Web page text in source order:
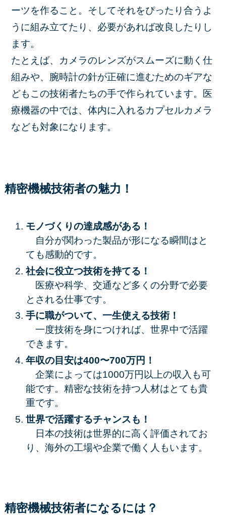
ーツを作ること。そしてそれをぴったり合うよ
うに組み立てたり、必要があれば改良したりし
ます。
たとえば、カメラのレンズがスムーズに動く仕
組みや、腕時計の針が正確に進むためのギアな
どもこの技術者たちの手で作られています。医
療機器の中では、体内に入れるカプセルカメラ
なども対象になります。
精密機械技術者の魅力！
モノづくりの達成感がある！
自分が関わった製品が形になる瞬間はと
ても感動的です。
社会に役立つ技術を持てる！
医療や科学、交通など多くの分野で必要
とされる仕事です。
手に職がついて、一生使える技術！
一度技術を身につければ、世界中で活躍
できます。
年収の目安は400〜700万円！
企業によっては1000万円以上の収入も可
能です。精密な技術を持つ人材はとても貴
重です。
世界で活躍するチャンスも！
日本の技術は世界的に高く評価されてお
り、海外の工場や企業で働く人もいます。
精密機械技術者になるには？